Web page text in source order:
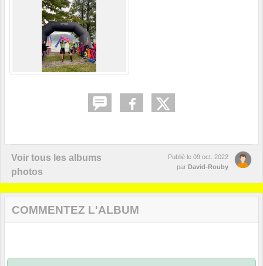
Voir tous les albums
photos
Publié le 09 oct. 2022
par David-Rouby
COMMENTEZ L'ALBUM